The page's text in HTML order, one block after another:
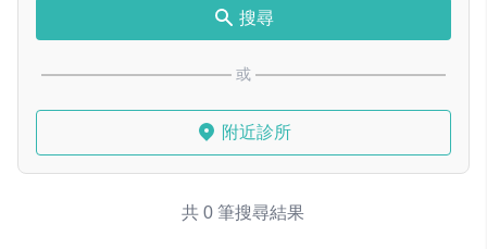
搜尋
或
附近診所
共 0 筆搜尋結果